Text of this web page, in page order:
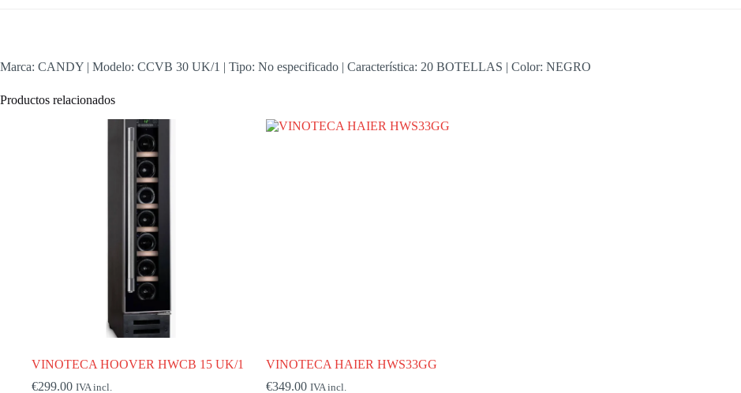
Marca: CANDY | Modelo: CCVB 30 UK/1 | Tipo: No especificado | Característica: 20 BOTELLAS | Color: NEGRO
Productos relacionados
VINOTECA HOOVER HWCB 15 UK/1
€299.00 IVA incl.
VINOTECA HAIER HWS33GG
€349.00 IVA incl.